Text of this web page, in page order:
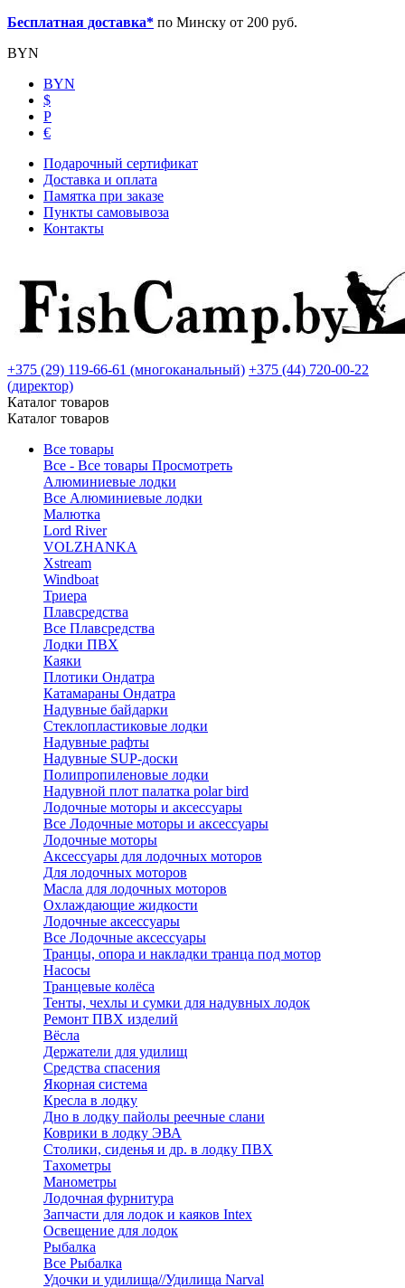
Бесплатная доставка* по Минску от 200 руб.
BYN
BYN
$
Р
€
Подарочный сертификат
Доставка и оплата
Памятка при заказе
Пункты самовывоза
Контакты
+375 (29) 119-66-61 (многоканальный) +375 (44) 720-00-22
(директор)
Каталог товаров
Каталог товаров
Все товары
Все - Все товары Просмотреть
Алюминиевые лодки
Все Алюминиевые лодки
Малютка
Lord River
VOLZHANKA
Xstream
Windboat
Триера
Плавсредства
Все Плавсредства
Лодки ПВХ
Каяки
Плотики Ондатра
Катамараны Ондатра
Надувные байдарки
Стеклопластиковые лодки
Надувные рафты
Надувные SUP-доски
Полипропиленовые лодки
Надувной плот палатка polar bird
Лодочные моторы и аксессуары
Все Лодочные моторы и аксессуары
Лодочные моторы
Аксессуары для лодочных моторов
Для лодочных моторов
Масла для лодочных моторов
Охлаждающие жидкости
Лодочные аксессуары
Все Лодочные аксессуары
Транцы, опора и накладки транца под мотор
Насосы
Транцевые колёса
Тенты, чехлы и сумки для надувных лодок
Ремонт ПВХ изделий
Вёсла
Держатели для удилищ
Средства спасения
Якорная система
Кресла в лодку
Дно в лодку пайолы реечные слани
Коврики в лодку ЭВА
Столики, сиденья и др. в лодку ПВХ
Тахометры
Манометры
Лодочная фурнитура
Запчасти для лодок и каяков Intex
Освещение для лодок
Рыбалка
Все Рыбалка
Удочки и удилища//Удилища Narval